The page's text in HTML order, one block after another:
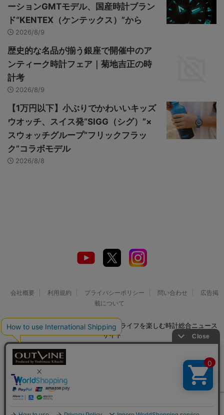
ーションGMTモデル、国産時計ブラン
ド“KENTEX（ケンテックス）”から
2026/8/9
歴史的な名品が揃う銀座で開催中のア
ンティーク時計フェア｜菊地吉正の時
計考
2026/8/9
【1万円以下】小ぶりでかわいいキッズ
ウオッチ、スイス発“SIGG（シグ）”×
スウォッチグループ“フリックフラッ
ク”コラボモデル
2026/8/8
会社概要 利用規約 プライバシーポリシー 問い合わせ
広告掲
載について
© 2026 Watch LIFE NEWS｜ウオッチライフを楽しむ時計総合ニュース
サイト